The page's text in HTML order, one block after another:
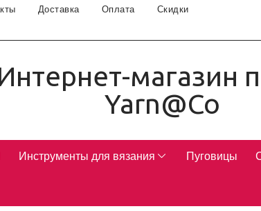
Доставка Оплата Скидки
магазин
Yarn@Co
Инструменты для вязания Пуговицы